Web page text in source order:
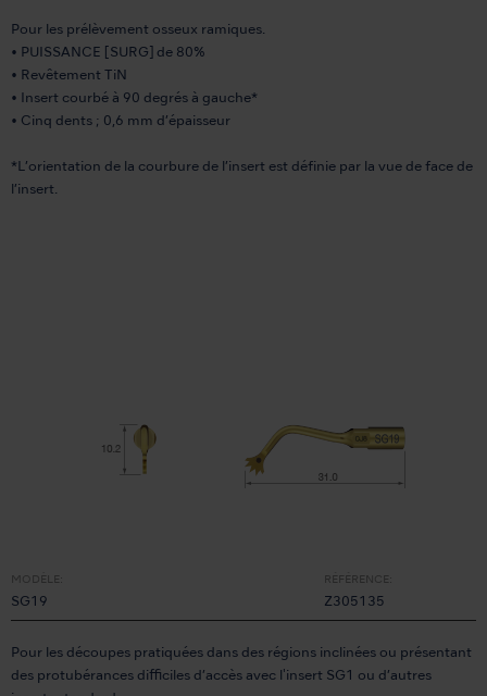
Pour les prélèvement osseux ramiques.
• PUISSANCE [SURG] de 80%
• Revêtement TiN
• Insert courbé à 90 degrés à gauche*
• Cinq dents ; 0,6 mm d’épaisseur
*L’orientation de la courbure de l’insert est définie par la vue de face de
l’insert.
MODÈLE:
SG19
RÉFÉRENCE:
Z305135
Pour les découpes pratiquées dans des régions inclinées ou présentant
des protubérances difficiles d’accès avec l'insert SG1 ou d’autres